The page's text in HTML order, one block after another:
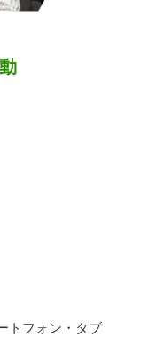
トフォン・タブ